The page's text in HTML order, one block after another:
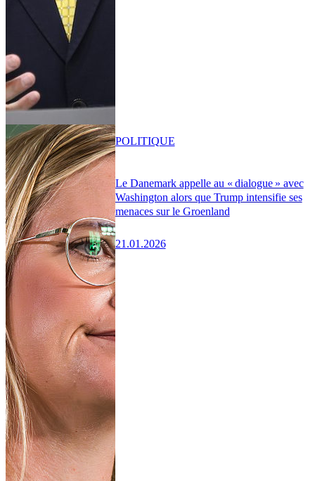
Le Danemark appelle au « dialogue » avec
Washington alors que Trump intensifie ses
menaces sur le Groenland
21.01.2026
POLITIQUE